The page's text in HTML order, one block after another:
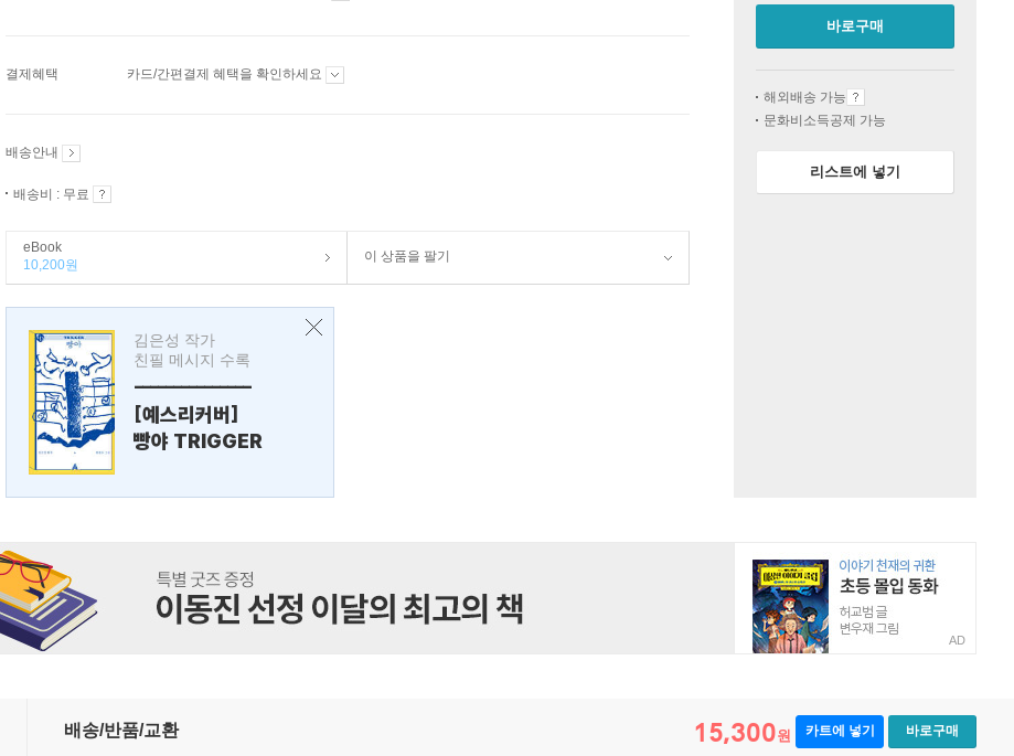
결제혜택 카드/간편결제 혜택을 확인하세요
배송안내
배송비 : 무료
eBook
10,200원
이 상품을 팔기
김은성 작가
친필 메시지 수록
---------------
[예스리커버]
빵야 TRIGGER
바로구매
해외배송 가능
문화비소득공제 가능
리스트에 넣기
AD
배송/반품/교환 15,300원 카트에 넣기 바로구매